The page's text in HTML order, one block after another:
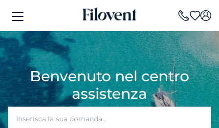
Benvenuto nel centro
assistenza